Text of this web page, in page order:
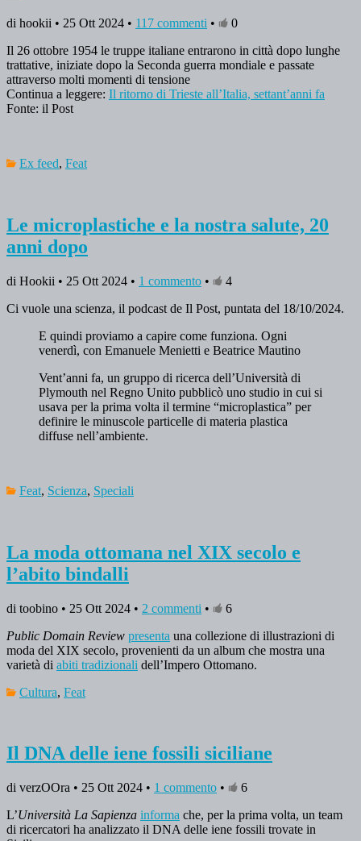
di hookii • 25 Ott 2024 • 117 commenti •
0
Il 26 ottobre 1954 le truppe italiane entrarono in città dopo lunghe
trattative, iniziate dopo la Seconda guerra mondiale e passate
attraverso molti momenti di tensione
Continua a leggere: Il ritorno di Trieste all’Italia, settant’anni fa
Fonte: il Post
Ex feed, Feat
Le microplastiche e la nostra salute, 20
anni dopo
di Hookii • 25 Ott 2024 • 1 commento •
4
Ci vuole una scienza, il podcast de Il Post, puntata del 18/10/2024.
E quindi proviamo a capire come funziona. Ogni
venerdì, con Emanuele Menietti e Beatrice Mautino
Vent’anni fa, un gruppo di ricerca dell’Università di
Plymouth nel Regno Unito pubblicò uno studio in cui si
usava per la prima volta il termine “microplastica” per
definire le minuscole particelle di materia plastica
diffuse nell’ambiente.
Feat, Scienza, Speciali
La moda ottomana nel XIX secolo e
l’abito bindalli
di toobino • 25 Ott 2024 • 2 commenti •
6
Public Domain Review presenta una collezione di illustrazioni di
moda del XIX secolo, provenienti da un album che mostra una
varietà di abiti tradizionali dell’Impero Ottomano.
Cultura, Feat
Il DNA delle iene fossili siciliane
di verzOOra • 25 Ott 2024 • 1 commento •
6
L’Università La Sapienza informa che, per la prima volta, un team
di ricercatori ha analizzato il DNA delle iene fossili trovate in